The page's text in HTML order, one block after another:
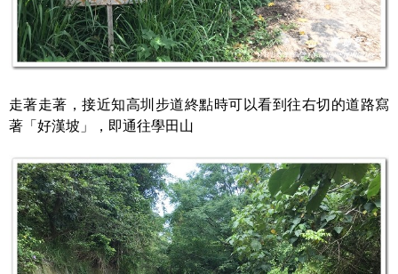
走著走著，接近知高圳步道終點時可以看到往右切的道路寫
著「好漢坡」，即通往學田山